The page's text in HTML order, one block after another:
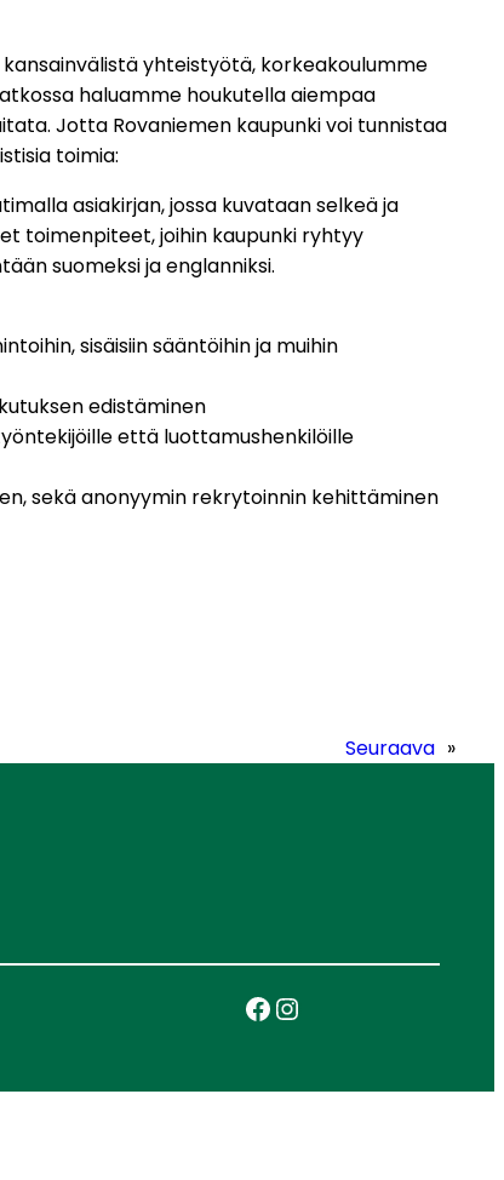
yhteistyötä, korkeakoulumme
haluamme houkutella aiempaa
Jotta Rovaniemen kaupunki voi tunnistaa
toimia:
asiakirjan, jossa kuvataan selkeä ja
toimenpiteet, joihin kaupunki ryhtyy
suomeksi ja englanniksi.
sisäisiin sääntöihin ja muihin
edistäminen
että luottamushenkilöille
sekä anonyymin rekrytoinnin kehittäminen
Seuraava »
Facebook
Instagram